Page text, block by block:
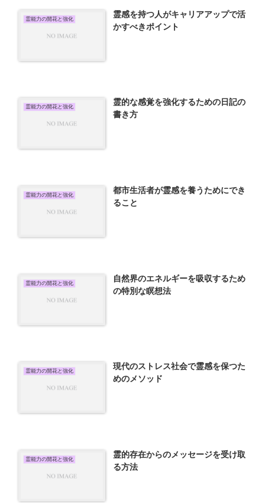
霊能力の開花と強化
霊感を持つ人がキャリアアップで活
かすべきポイント
霊能力の開花と強化
霊的な感覚を強化するための日記の
書き方
霊能力の開花と強化
都市生活者が霊感を養うためにでき
ること
霊能力の開花と強化
自然界のエネルギーを吸収するため
の特別な瞑想法
霊能力の開花と強化
現代のストレス社会で霊感を保つた
めのメソッド
霊能力の開花と強化
霊的存在からのメッセージを受け取
る方法